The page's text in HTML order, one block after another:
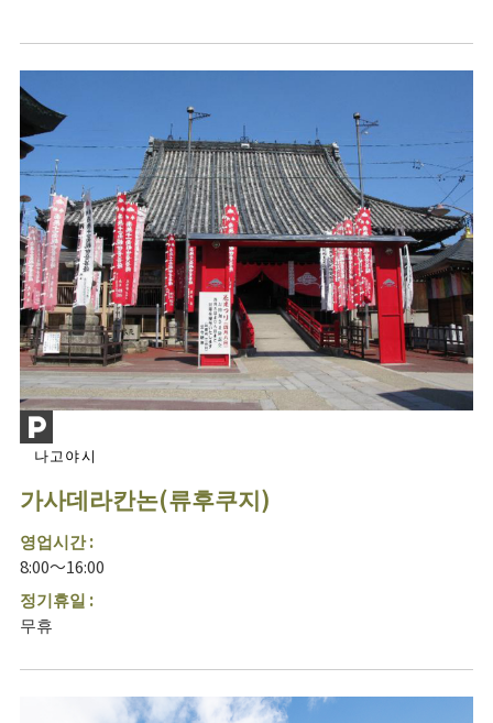
나고야시
가사데라칸논(류후쿠지)
영업시간 :
8:00～16:00
정기휴일 :
무휴